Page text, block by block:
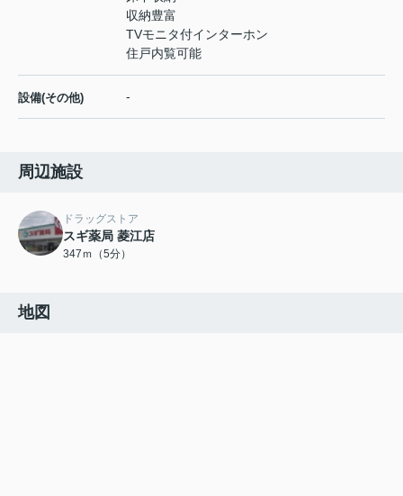
収納豊富
TVモニタ付インターホン
住戸内覧可能
設備(その他) -
周辺施設
ドラッグストア
スギ薬局 菱江店
347ｍ（5分）
地図